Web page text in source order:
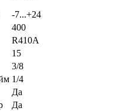
-7...+24
400
R410A
15
3/8
1/4
Да
Да